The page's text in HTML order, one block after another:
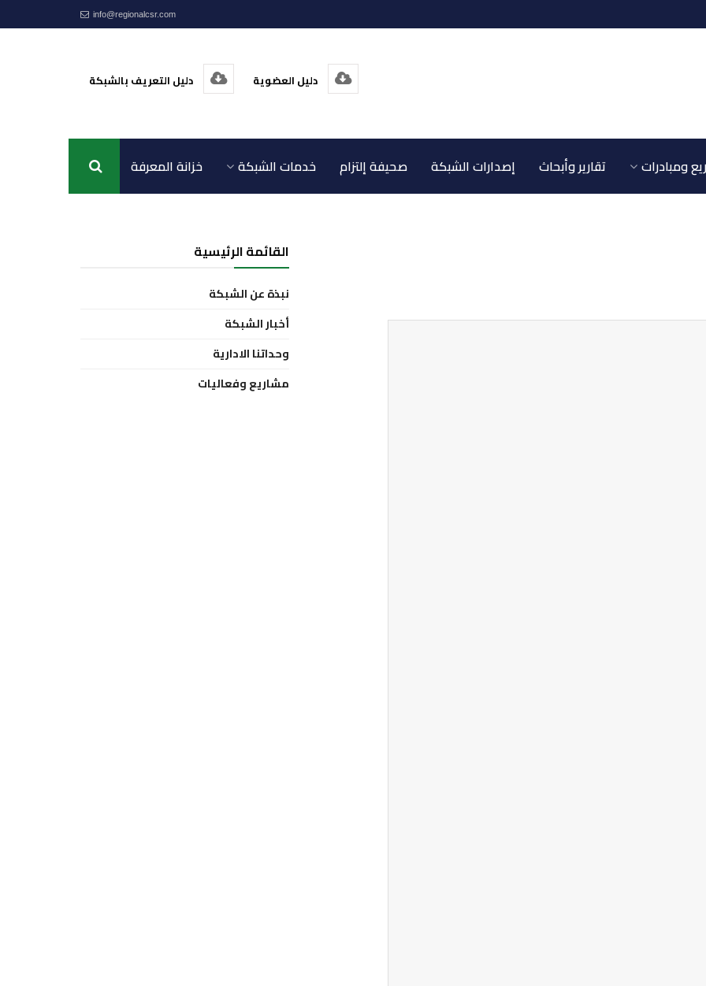
info@regionalcsr.com
دليل العضوية دليل التعريف بالشبكة
ومبادرات تقارير وأبحاث إصدارات الشبكة صحيفة إلتزام خدمات الشبكة خزانة المعرفة اتصل بنا
القائمة الرئيسية
نبذة عن الشبكة
أخبار الشبكة
وحداتنا الادارية
مشاريع وفعاليات